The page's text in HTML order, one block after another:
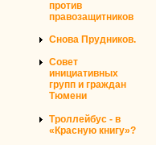
против
правозащитников
Снова Прудников.
Совет
инициативных
групп и граждан
Тюмени
Троллейбус - в
«Красную книгу»?